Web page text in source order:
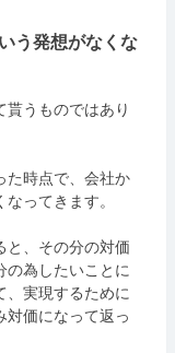
う発想がなくな
うものではあり
た時点で、会社か
ってきます。
と、その分の対価
の為したいことに
、実現するために
対価になって返っ